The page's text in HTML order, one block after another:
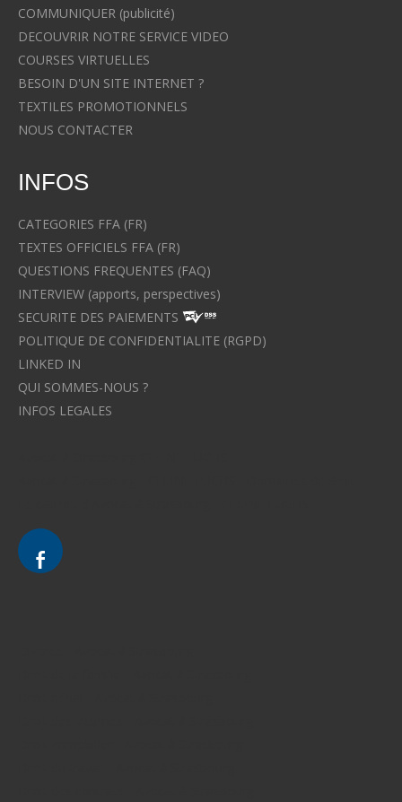
COMMUNIQUER (publicité)
DECOUVRIR NOTRE SERVICE VIDEO
COURSES VIRTUELLES
BESOIN D'UN SITE INTERNET ?
TEXTILES PROMOTIONNELS
NOUS CONTACTER
INFOS
CATEGORIES FFA (FR)
TEXTES OFFICIELS FFA (FR)
QUESTIONS FREQUENTES (FAQ)
INTERVIEW (apports, perspectives)
SECURITE DES PAIEMENTS
POLITIQUE DE CONFIDENTIALITE (RGPD)
LINKED IN
QUI SOMMES-NOUS ?
INFOS LEGALES